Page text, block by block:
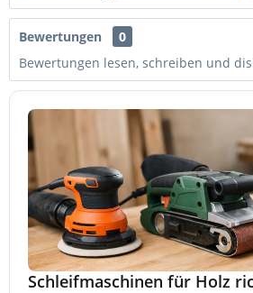
Bewertungen
0
Bewertungen lesen, schreiben und
Schleifmaschinen für Holz